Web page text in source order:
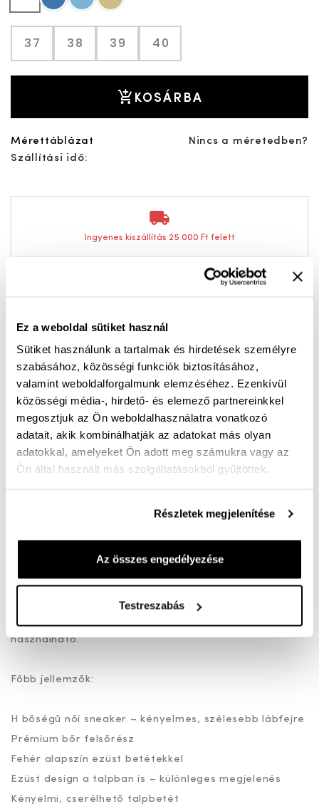
Ez a weboldal sütiket használ
Sütiket használunk a tartalmak és hirdetések személyre
szabásához, közösségi funkciók biztosításához,
valamint weboldalforgalmunk elemzéséhez. Ezenkívül
közösségi média-, hirdető- és elemező partnereinkkel
megosztjuk az Ön weboldalhasználatra vonatkozó
adatait, akik kombinálhatják az adatokat más olyan
adatokkal, amelyeket Ön adott meg számukra vagy az
Ön által használt más szolgáltatásokból gyűjtöttek.
Részletek megjelenítése
Az összes engedélyezése
Testreszabás
37 38 39 40
KOSÁRBA
Mérettáblázat
Nincs a méretedben?
Szállítási idő:
Ingyenes kiszállítás 25 000 Ft felett
H bő női bőr sneaker – fehér-ezüst, cserélhető
a H bőségű női bőr sneaker tökéletes választás
szélesebb lábfejre, hiszen tágas kialakítása egész
napos komfortot biztosít. A prémium minőségű bőr
felsőrész tartós és jól alkalmazkodik a láb formájához.
Az alapvetően fehér sneaker elegáns ezüst
visszaköszönnek. Ez az egyedi design egyszerre teszi
sportossá és nőiesen elegánssá – ideális választás
hétköznapi és igényesebb szettekhez is.
A kényelmi talpbetét puha alátámasztást nyújt,
használható.
Főbb jellemzők:
H bőségű női sneaker – kényelmes, szélesebb lábfejre
Prémium bőr felsőrész
Fehér alapszín ezüst betétekkel
Ezüst design a talpban is – különleges megjelenés
Kényelmi, cserélhető talpbetét